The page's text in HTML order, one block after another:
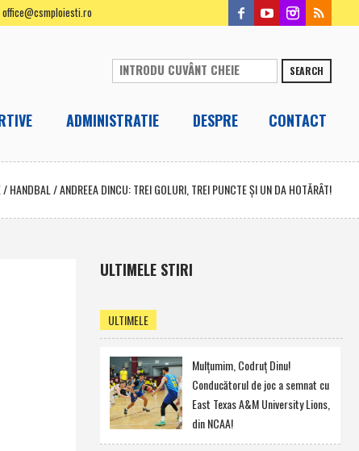
office@csmploiesti.ro
SEARCH
ADMINISTRATIE DESPRE CONTACT
/HANDBAL /ANDREEA DINCU: TREI GOLURI, TREI PUNCTE ŞI UN DA HOTĂRÂT!
ULTIMELE STIRI
ULTIMELE
Mulţumim, Codruţ Dinu!
Conducătorul de joc a semnat cu
East Texas A&M University Lions,
din NCAA!